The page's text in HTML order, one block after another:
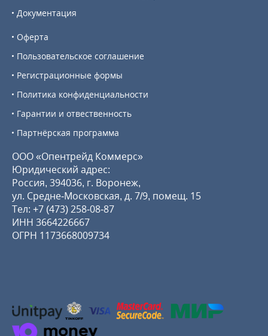
Документация
Оферта
Регистрационные формы
Гарантии и отвественность
Пользовательское соглашение
Политика конфиденциальности
Партнёрская программа
ООО «Опентрейд Коммерс»
Юридический адрес:
Россия, 394036, г. Воронеж,
ул. Средне-Московская, д. 7/9, помещ. 15
Тел: +7 (473) 258-08-87
ИНН 3664226667
ОГРН 1173668009734